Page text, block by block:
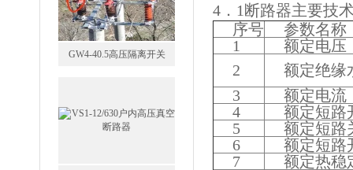
GW4-40.5高压隔离开关
4．1断路器主要技
序号
参数名称
1
额定电压
2
额定绝缘
3
额定电流
4
额定短路
5
额定短路
6
额定短路
7
额定热稳